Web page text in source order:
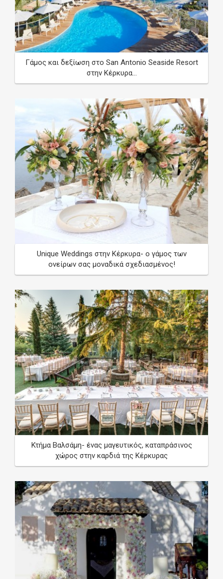
Γάμος και δεξίωση στο San Antonio Seaside Resort
στην Κέρκυρα...
Unique Weddings στην Κέρκυρα- ο γάμος των
ονείρων σας μοναδικά σχεδιασμένος!
Κτήμα Βαλσάμη- ένας μαγευτικός, καταπράσινος
χώρος στην καρδιά της Κέρκυρας